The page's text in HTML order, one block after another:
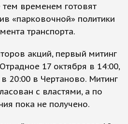
временем готовят
«парковочной» политики
транспорта.
акций, первый митинг
17 октября в 14:00,
20:00 в Чертаново. Митинг
с властями, а по
пока не получено.